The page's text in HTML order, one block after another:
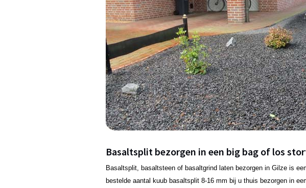
Basaltsplit bezorgen in een big bag of los
Basaltsplit, basaltsteen of basaltgrind laten bezorgen in Gilze is
bestelde aantal kuub basaltsplit 8-16 mm bij u thuis bezorgen in